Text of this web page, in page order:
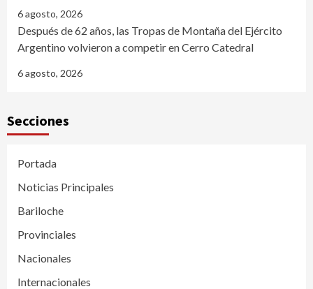
6 agosto, 2026
Después de 62 años, las Tropas de Montaña del Ejército
Argentino volvieron a competir en Cerro Catedral
6 agosto, 2026
Secciones
Portada
Noticias Principales
Bariloche
Provinciales
Nacionales
Internacionales